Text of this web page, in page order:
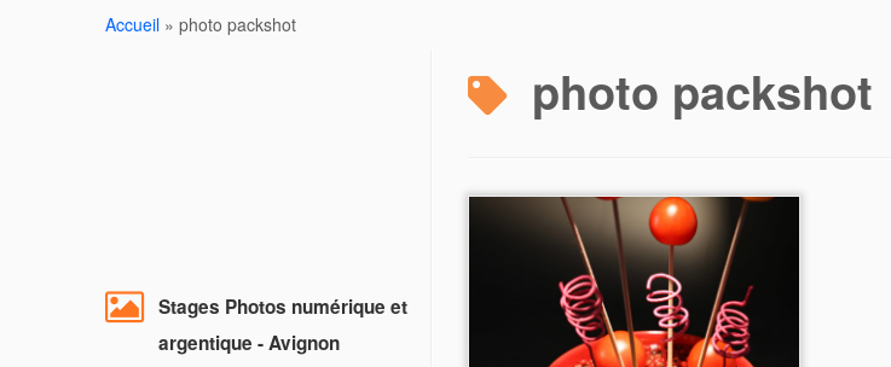
Accueil » photo packshot
Stages Photos numérique et
argentique - Avignon
photo packshot